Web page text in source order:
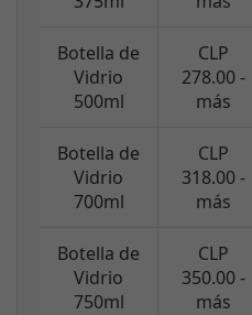
Botella de
Vidrio
500ml
CLP
278.00 -
más
Botella de
Vidrio
700ml
CLP
318.00 -
más
Botella de
Vidrio
750ml
CLP
350.00 -
más